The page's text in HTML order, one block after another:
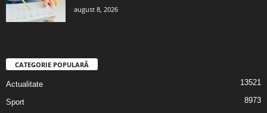
august 8, 2026
CATEGORIE POPULARĂ
Actualitate 13521
Sport 8973